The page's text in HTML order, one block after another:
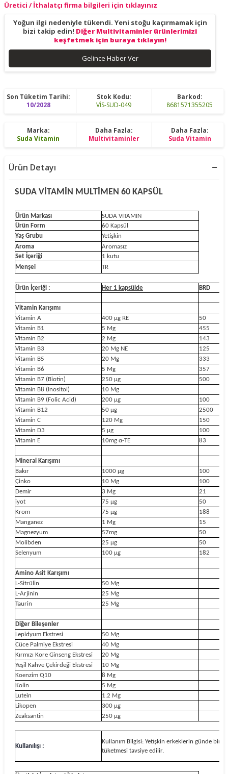
Üretici / İthalatçı firma bilgileri için tıklayınız
Yoğun ilgi nedeniyle tükendi. Yeni stoğu kaçırmamak için
bizi takip edin! Diğer Multivitaminler ürünlerimizi
keşfetmek için buraya tıklayın!
Gelince Haber Ver
Son Tüketim Tarihi:
10/2028
Stok Kodu:
VİS-SUD-049
Barkod:
8681571355205
Marka:
Suda Vitamin
Daha Fazla:
Multivitaminler
Daha Fazla:
Suda Vitamin
Ürün Detayı
SUDA VİTAMİN MULTİMEN 60 KAPSÜL
Ürün Markası
SUDA VİTAMİN
Ürün Form
60 Kapsül
Yaş Grubu
Yetişkin
Aroma
Aromasız
Set İçeriği
1 kutu
Menşei
TR
Ürün İçeriği : Her 1 kapsülde BRD
Vitamin Karışımı
Vitamin A
400 µg RE
50
Vitamin B1
5 Mg
455
Vitamin B2
2 Mg
143
Vitamin B3
20 Mg NE
125
Vitamin B5
20 Mg
333
Vitamin B6
5 Mg
357
Vitamin B7 (Biotin)
250 µg
500
Vitamin B8 (Inositol)
10 Mg
Vitamin B9 (Folic Acid)
200 µg
100
Vitamin B12
50 µg
2500
Vitamin C
120 Mg
150
Vitamin D3
5 µg
100
Vitamin E
10mg α-TE 83
Mineral Karışımı
Bakır
1000 µg
100
Çinko
10 Mg
100
Demir
3 Mg
21
iyot
75 µg
50
Krom
75 µg
188
Manganez
1 Mg
15
Magnezyum
57mg
50
Molibden
25 µg
50
Selenyum
100 µg 182
Amino Asit Karışımı
L-Sitrülin
50 Mg
L-Arjinin
25 Mg
Taurin
25 Mg
Diğer Bileşenler
Lepidyum Ekstresi
50 Mg
Cüce Palmiye Ekstresi
40 Mg
Kırmızı Kore Ginseng Ekstresi
20 Mg
Yeşil Kahve Çekirdeği Ekstresi
10 Mg
Koenzim Q10
8 Mg
Kolin
5 Mg
Lutein
1.2 Mg
Likopen
300 µg
Zeaksantin
250 µg
Kullanılışı :
Kullanım Bilgisi: Yetişkin erkeklerin günde bir
tüketmesi tavsiye edilir.